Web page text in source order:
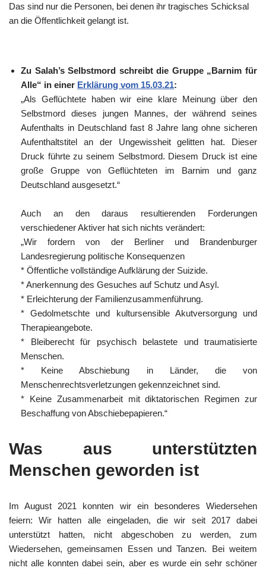
Das sind nur die Personen, bei denen ihr tragisches Schicksal
an die Öffentlichkeit gelangt ist.
Zu Salah’s Selbstmord schreibt die Gruppe „Barnim für
Alle“ in einer Erklärung vom 15.03.21:
„Als Geflüchtete haben wir eine klare Meinung über den
Selbstmord dieses jungen Mannes, der während seines
Aufenthalts in Deutschland fast 8 Jahre lang ohne sicheren
Aufenthaltstitel an der Ungewissheit gelitten hat. Dieser
Druck führte zu seinem Selbstmord. Diesem Druck ist eine
große Gruppe von Geflüchteten im Barnim und ganz
Deutschland ausgesetzt.“
Auch an den daraus resultierenden Forderungen
verschiedener Aktiver hat sich nichts verändert:
„Wir fordern von der Berliner und Brandenburger
Landesregierung politische Konsequenzen
* Öffentliche vollständige Aufklärung der Suizide.
* Anerkennung des Gesuches auf Schutz und Asyl.
* Erleichterung der Familienzusammenführung.
* Gedolmetschte und kultursensible Akutversorgung und
Therapieangebote.
* Bleiberecht für psychisch belastete und traumatisierte
Menschen.
* Keine Abschiebung in Länder, die von
Menschenrechtsverletzungen gekennzeichnet sind.
* Keine Zusammenarbeit mit diktatorischen Regimen zur
Beschaffung von Abschiebepapieren.“
Was aus unterstützten
Menschen geworden ist
Im August 2021 konnten wir ein besonderes Wiedersehen
feiern: Wir hatten alle eingeladen, die wir seit 2017 dabei
unterstützt hatten, nicht abgeschoben zu werden, zum
Wiedersehen, gemeinsamen Essen und Tanzen. Bei weitem
nicht alle konnten dabei sein, aber es wurde ein sehr schöner